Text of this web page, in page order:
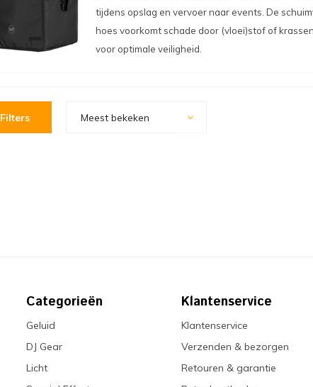
tijdens opslag en vervoer naar events. De
hoes voorkomt schade door (vloei)stof of
voor optimale veiligheid.
Filters Meest bekeken
Categorieën
Geluid
DJ Gear
Licht
Klantenservice
Klantenservice
Verzenden & bezorgen
Retouren & garantie